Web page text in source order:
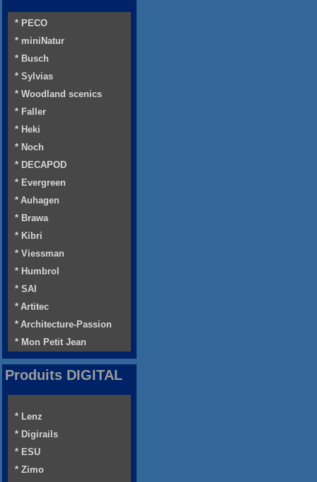
* PECO
* miniNatur
* Busch
* Sylvias
* Woodland scenics
* Faller
* Heki
* Noch
* DECAPOD
* Evergreen
* Auhagen
* Brawa
* Kibri
* Viessman
* Humbrol
* SAI
* Artitec
* Architecture-Passion
* Mon Petit Jean
Produits DIGITAL
* Lenz
* Digirails
* ESU
* Zimo